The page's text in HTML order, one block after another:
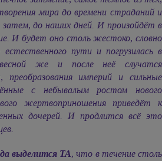
мира до времени страданий и
до наших дней. И произойдёт в
И будет оно столь жестоко, словно
естественного пути и погрузилась в
же и после неё случатся
преобразования империй и сильные
с небывалым ростом нового
жертвоприношения приведёт к
дочерей. И продлится всё это
выделится ТА, что в течение столь